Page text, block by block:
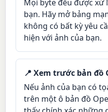
Mọi byte đều được
bạn. Hãy mở bảng
không có bất kỳ yêu
hiện với ảnh của bạn.
📍 Xem trước bản đồ
Nếu ảnh của bạn có
trên một ô bản đồ